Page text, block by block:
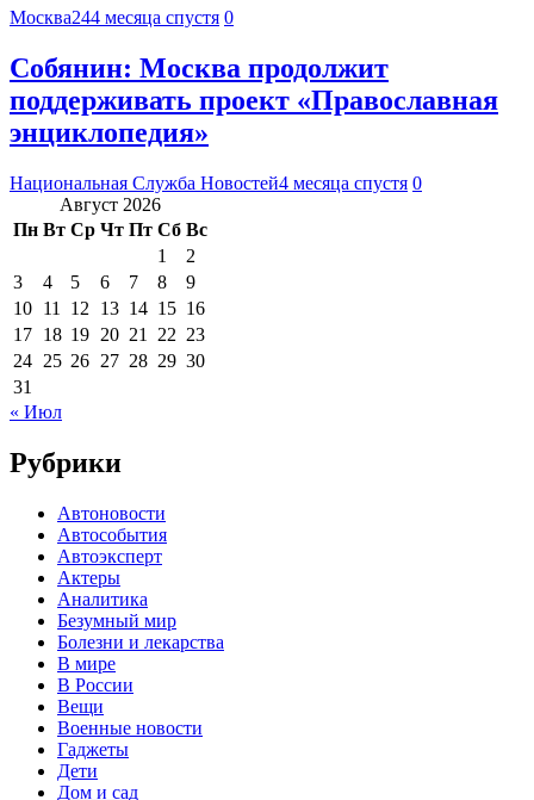
Москва244 месяца спустя 0
Собянин: Москва продолжит
поддерживать проект «Православная
энциклопедия»
Национальная Служба Новостей4 месяца спустя 0
Август 2026
Пн Вт Ср Чт Пт Сб Вс
1
2
3
4 5 6 7 8
9
10 11 12 13 14 15 16
17 18 19 20 21 22 23
24 25 26 27 28 29 30
31
« Июл
Рубрики
Автоновости
Автособытия
Автоэксперт
Актеры
Аналитика
Безумный мир
Болезни и лекарства
В мире
В России
Вещи
Военные новости
Гаджеты
Дети
Дом и сад